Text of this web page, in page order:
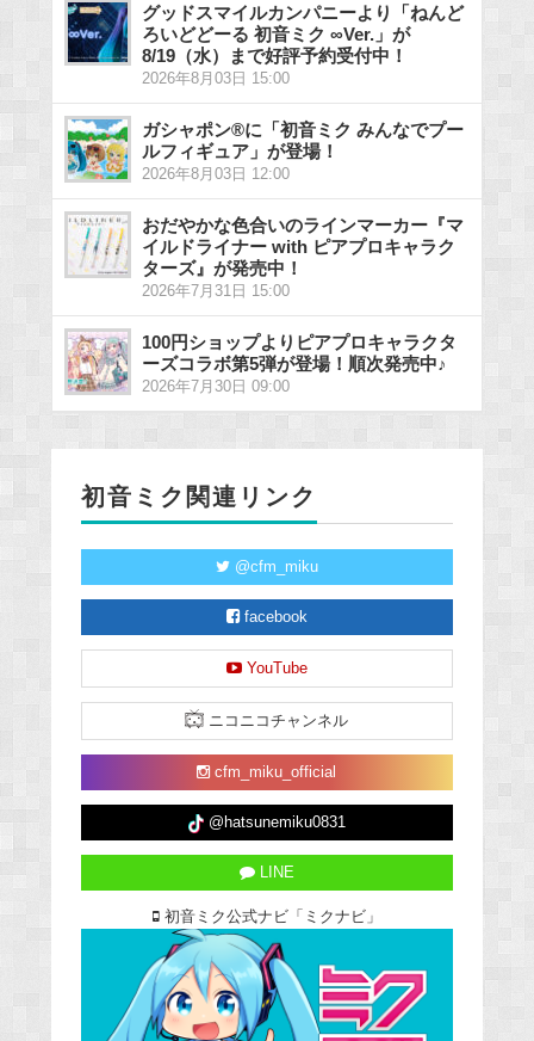
グッドスマイルカンパニーより「ねんど
ろいどどーる 初音ミク ∞Ver.」が
8/19（水）まで好評予約受付中！
2026年8月03日 15:00
ガシャポン®に「初音ミク みんなでプー
ルフィギュア」が登場！
2026年8月03日 12:00
おだやかな色合いのラインマーカー『マ
イルドライナー with ピアプロキャラク
ターズ』が発売中！
2026年7月31日 15:00
100円ショップよりピアプロキャラクタ
ーズコラボ第5弾が登場！順次発売中♪
2026年7月30日 09:00
初音ミク関連リンク
@cfm_miku
facebook
YouTube
ニコニコチャンネル
cfm_miku_official
@hatsunemiku0831
LINE
初音ミク公式ナビ「ミクナビ」